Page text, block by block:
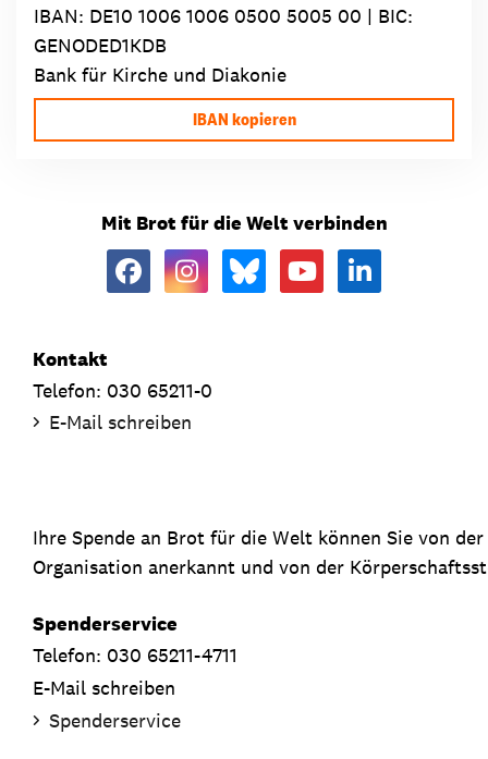
IBAN: DE10 1006 1006 0500 5005 00 | BIC:
GENODED1KDB
Bank für Kirche und Diakonie
IBAN kopieren
Mit Brot für die Welt verbinden
Kontakt
Telefon: 030 65211-0
E-Mail schreiben
Ihre Spende an Brot für die Welt können Sie von
Organisation anerkannt und von der
Spenderservice
Telefon: 030 65211-4711
E-Mail schreiben
Spenderservice